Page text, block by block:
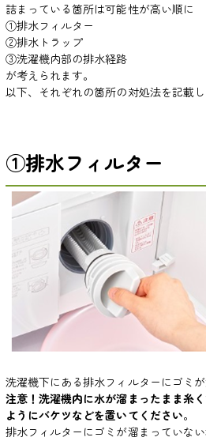
詰まっている箇所は可能性が高い順に
①排水フィルター
②排水トラップ
③洗濯機内部の排水経路
が考えられます。
以下、それぞれの箇所の対処法を記載し
①排水フィルター
洗濯機下にある排水フィルターにゴミ
注意！洗濯機内に水が溜まったまま糸
ようにバケツなどを置いてください。
排水フィルターにゴミが溜まっていな